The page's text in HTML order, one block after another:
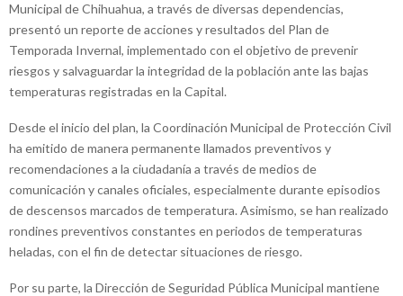
Municipal de Chihuahua, a través de diversas dependencias,
presentó un reporte de acciones y resultados del Plan de
Temporada Invernal, implementado con el objetivo de prevenir
riesgos y salvaguardar la integridad de la población ante las bajas
temperaturas registradas en la Capital.
Desde el inicio del plan, la Coordinación Municipal de Protección Civil
ha emitido de manera permanente llamados preventivos y
recomendaciones a la ciudadanía a través de medios de
comunicación y canales oficiales, especialmente durante episodios
de descensos marcados de temperatura. Asimismo, se han realizado
rondines preventivos constantes en periodos de temperaturas
heladas, con el fin de detectar situaciones de riesgo.
Por su parte, la Dirección de Seguridad Pública Municipal mantiene